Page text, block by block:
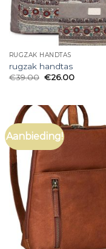
RUGZAK HANDTAS
rugzak handtas
€39.00 €26.00
Aanbieding!